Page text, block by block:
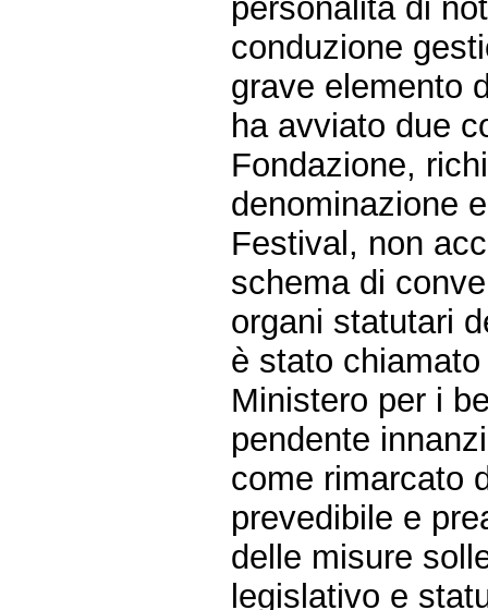
personalità di
conduzione
grave elemento
ha avviato due
Fondazione,
denominazione
Festival, non
schema di
organi statutari
è stato
Ministero per i
pendente
come rimarcato
prevedibile e
delle misure
legislativo e